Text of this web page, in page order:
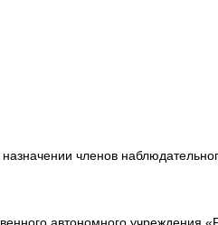
членов
автономного учреждения